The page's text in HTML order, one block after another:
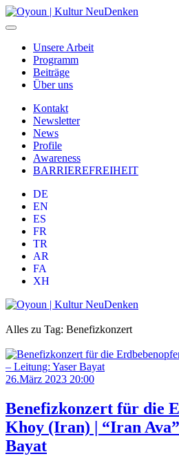
Unsere Arbeit
Programm
Beiträge
Über uns
Kontakt
Newsletter
News
Profile
Awareness
BARRIEREFREIHEIT
DE
EN
ES
FR
TR
AR
FA
XH
Alles zu Tag: Benefizkonzert
26.März 2023 20:00
Benefizkonzert für die
Khoy (Iran) | “Iran
Bayat